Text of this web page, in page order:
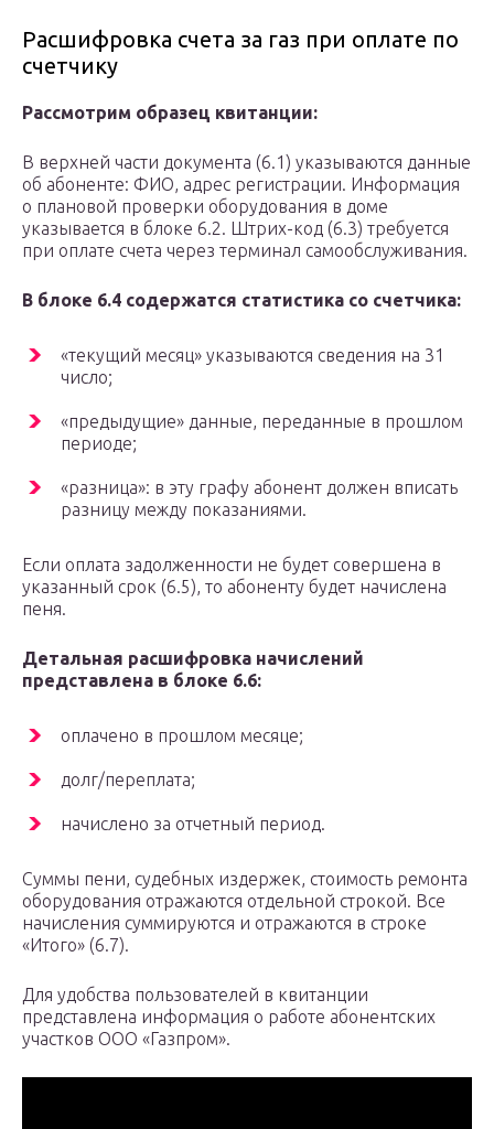
Расшифровка счета за газ при оплате по
счетчику
Рассмотрим образец квитанции:
В верхней части документа (6.1) указываются данные
об абоненте: ФИО, адрес регистрации. Информация
о плановой проверки оборудования в доме
указывается в блоке 6.2. Штрих-код (6.3) требуется
при оплате счета через терминал самообслуживания.
В блоке 6.4 содержатся статистика со счетчика:
«текущий месяц» указываются сведения на 31
число;
«предыдущие» данные, переданные в прошлом
периоде;
«разница»: в эту графу абонент должен вписать
разницу между показаниями.
Если оплата задолженности не будет совершена в
указанный срок (6.5), то абоненту будет начислена
пеня.
Детальная расшифровка начислений
представлена в блоке 6.6:
оплачено в прошлом месяце;
долг/переплата;
начислено за отчетный период.
Суммы пени, судебных издержек, стоимость ремонта
оборудования отражаются отдельной строкой. Все
начисления суммируются и отражаются в строке
«Итого» (6.7).
Для удобства пользователей в квитанции
представлена информация о работе абонентских
участков ООО «Газпром».